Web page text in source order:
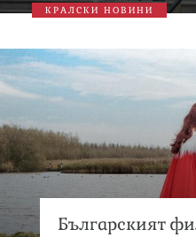
КРАЛСКИ НОВИНИ
Българският